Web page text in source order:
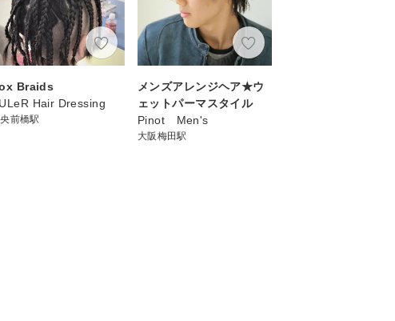
Braids
Hair Dressing
前橋駅
メンズアレンジヘア★ウ
ェットパーマスタイル
Pinot Men's
大阪梅田駅